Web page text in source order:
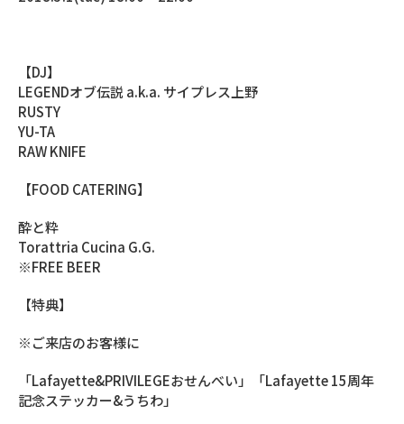
【DJ】
LEGENDオブ伝説 a.k.a. サイプレス上野
RUSTY
YU-TA
RAW KNIFE
【FOOD CATERING】
酔と粋
Torattria Cucina G.G.
※FREE BEER
【特典】
※ご来店のお客様に
「Lafayette&PRIVILEGEおせんべい」「Lafayette 15周年
記念ステッカー&うちわ」